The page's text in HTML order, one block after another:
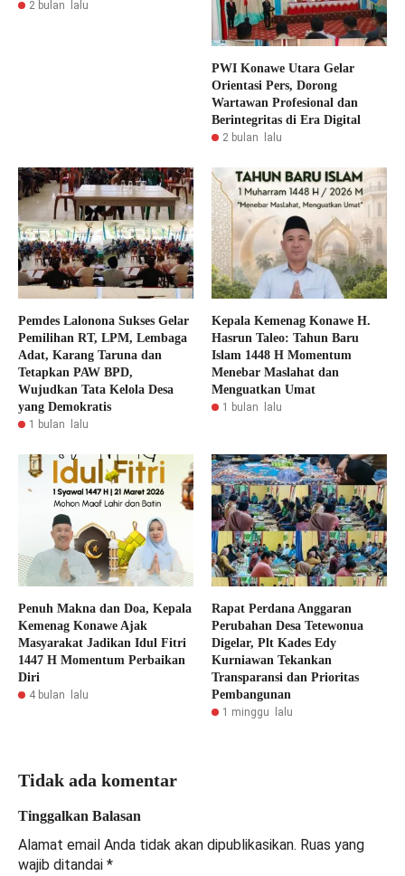
2 bulan lalu
PWI Konawe Utara Gelar
Orientasi Pers, Dorong
Wartawan Profesional dan
Berintegritas di Era Digital
2 bulan lalu
Pemdes Lalonona Sukses Gelar
Pemilihan RT, LPM, Lembaga
Adat, Karang Taruna dan
Tetapkan PAW BPD,
Wujudkan Tata Kelola Desa
yang Demokratis
1 bulan lalu
Kepala Kemenag Konawe H.
Hasrun Taleo: Tahun Baru
Islam 1448 H Momentum
Menebar Maslahat dan
Menguatkan Umat
1 bulan lalu
Penuh Makna dan Doa, Kepala
Kemenag Konawe Ajak
Masyarakat Jadikan Idul Fitri
1447 H Momentum Perbaikan
Diri
4 bulan lalu
Rapat Perdana Anggaran
Perubahan Desa Tetewonua
Digelar, Plt Kades Edy
Kurniawan Tekankan
Transparansi dan Prioritas
Pembangunan
1 minggu lalu
Tidak ada komentar
Tinggalkan Balasan
Alamat email Anda tidak akan dipublikasikan. Ruas yang
wajib ditandai *